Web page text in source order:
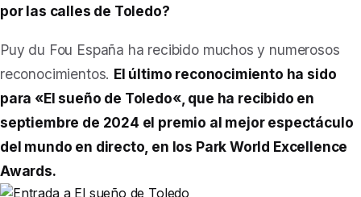
por las calles de Toledo?
Puy du Fou España ha recibido muchos y numerosos
reconocimientos. El último reconocimiento ha sido
para «El sueño de Toledo«, que ha recibido en
septiembre de 2024 el premio al mejor espectáculo
del mundo en directo, en los Park World Excellence
Awards.